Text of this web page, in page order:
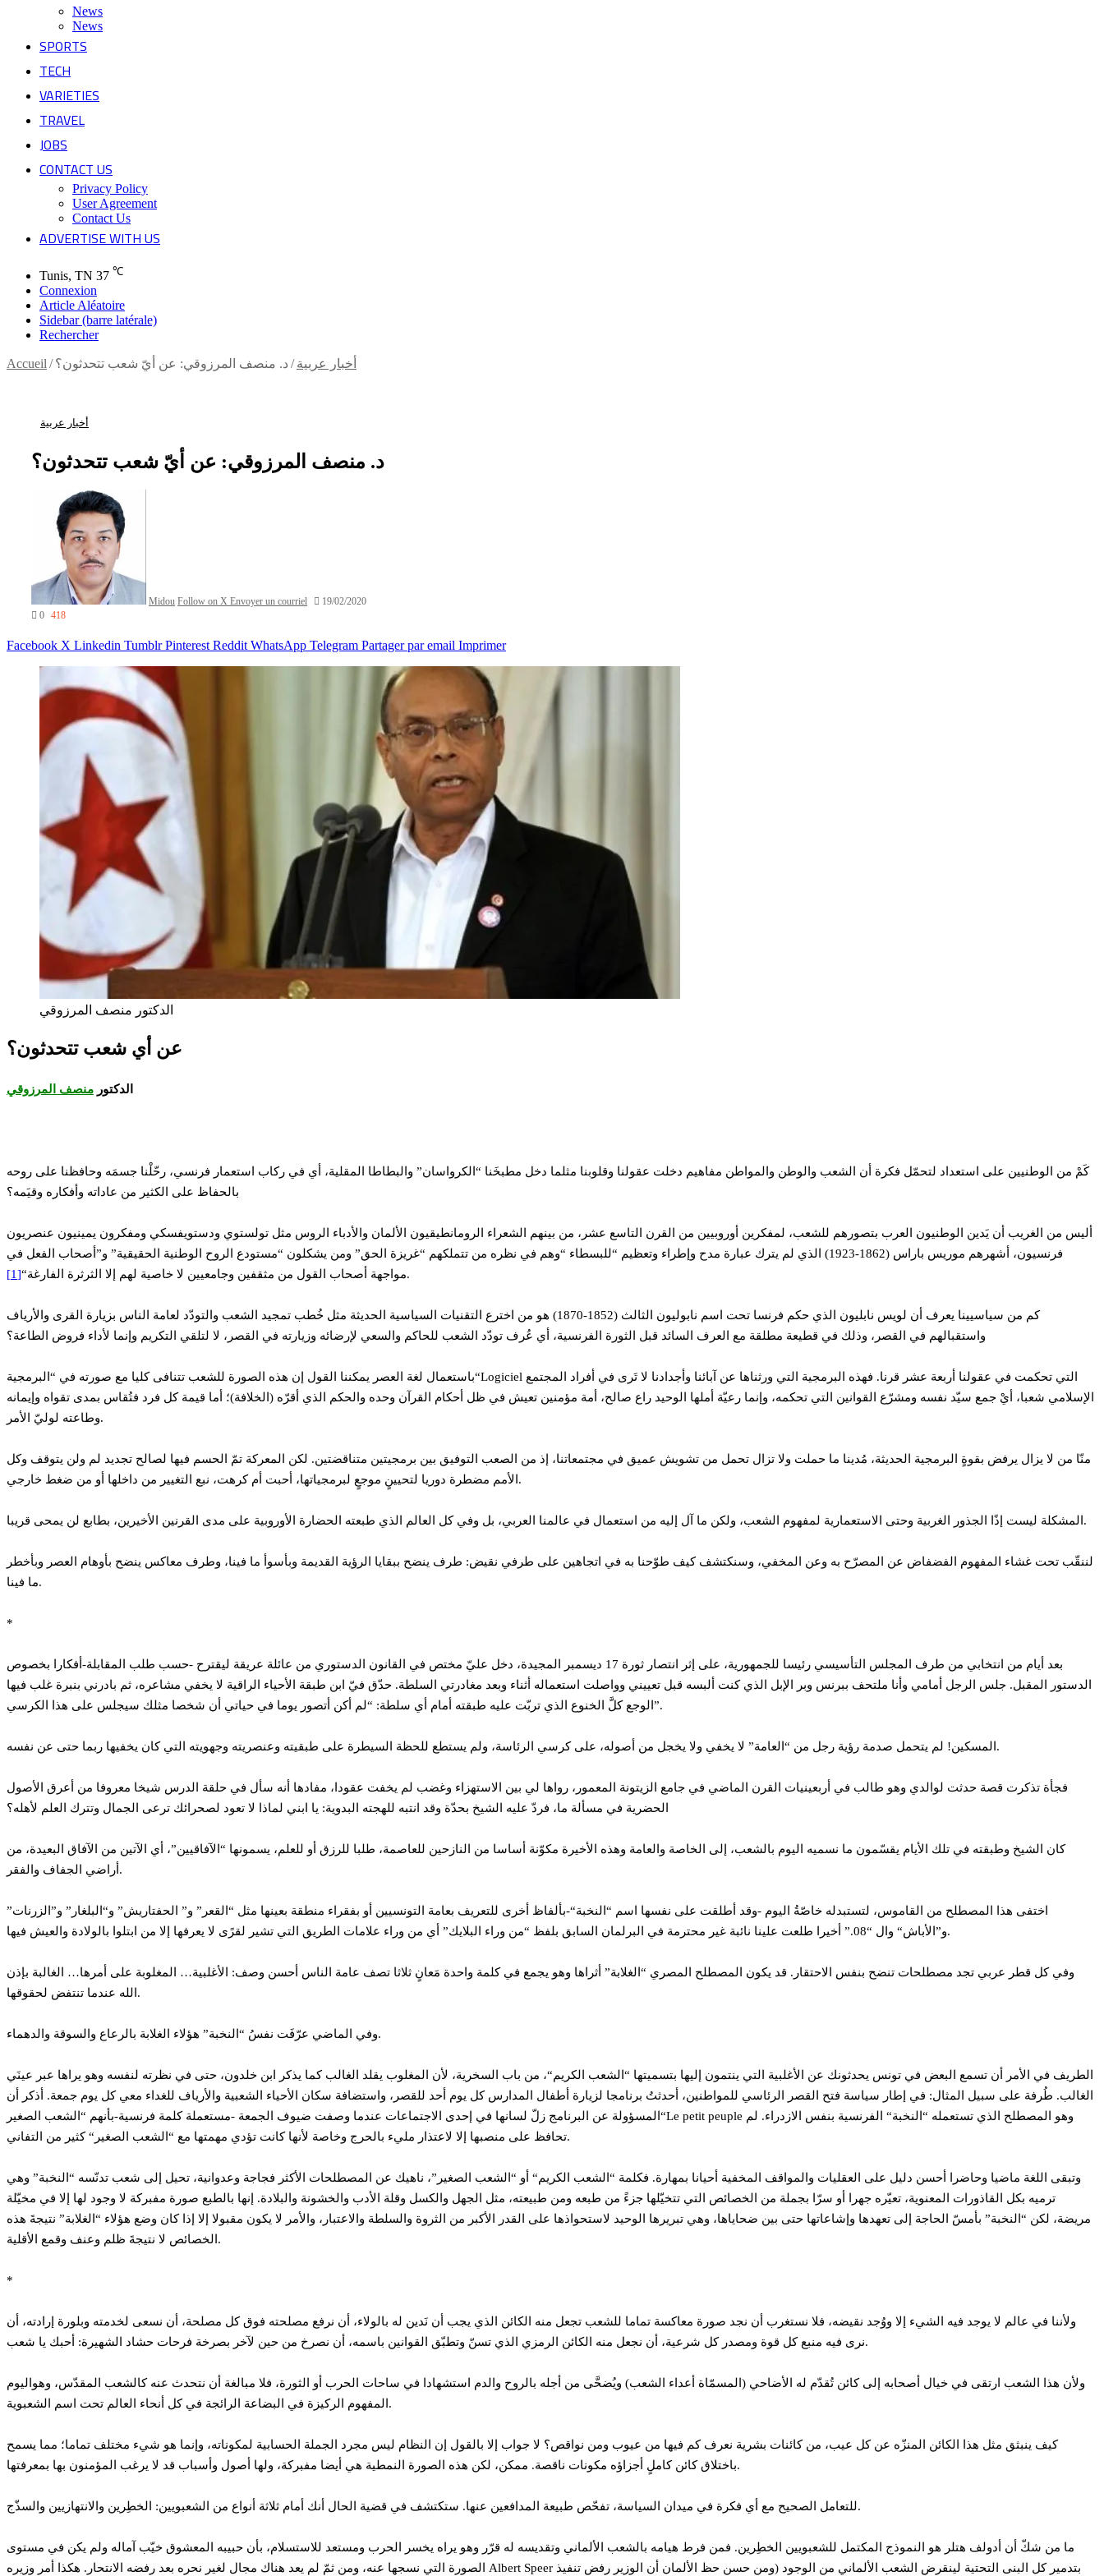
News
News
SPORTS
TECH
VARIETIES
TRAVEL
JOBS
CONTACT US
Privacy Policy
User Agreement
Contact Us
ADVERTISE WITH US
Tunis, TN 37 ℃
Connexion
Article Aléatoire
Sidebar (barre latérale)
Rechercher
Accueil / أخبار عربية / د. منصف المرزوقي: عن أيّ شعب تتحدثون؟
أخبار عربية
د. منصف المرزوقي: عن أيّ شعب تتحدثون؟
Midou Follow on X Envoyer un courriel
19/02/2020
0 418
Facebook X Linkedin Tumblr Pinterest Reddit WhatsApp Telegram Partager par email Imprimer
الدكتور منصف المرزوقي
عن أي شعب تتحدثون؟
الدكتور منصف المرزوقي
كَمْ من الوطنيين على استعداد لتحمّل فكرة أن الشعب والوطن والمواطن مفاهيم دخلت عقولنا وقلوبنا مثلما دخل مطبخَنا “الكرواسان” والبطاطا المقلية، أي في ركاب استعمار فرنسي، رحّلْنا جسمَه وحافظنا على روحه
بالحفاظ على الكثير من عاداته وأفكاره وقيَمه؟
أليس من الغريب أن يَدين الوطنيون العرب بتصورهم للشعب، لمفكرين أوروبيين من القرن التاسع عشر، من بينهم الشعراء الرومانطيقيون الألمان والأدباء الروس مثل تولستوي ودستويفسكي ومفكرون يمينيون عنصريون
فرنسيون، أشهرهم موريس باراس (1862-1923) الذي لم يترك عبارة مدح وإطراء وتعظيم “للبسطاء “وهم في نظره من تتملكهم “غريزة الحق” ومن يشكلون “مستودع الروح الوطنية الحقيقية” و”أصحاب الفعل في
مواجهة أصحاب القول من مثقفين وجامعيين لا خاصية لهم إلا الثرثرة الفارغة“[1] .
كم من سياسيينا يعرف أن لويس نابليون الذي حكم فرنسا تحت اسم نابوليون الثالث (1852-1870) هو من اخترع التقنيات السياسية الحديثة مثل خُطب تمجيد الشعب والتودّد لعامة الناس بزيارة القرى والأرياف
واستقبالهم في القصر، وذلك في قطيعة مطلقة مع العرف السائد قبل الثورة الفرنسية، أي عُرف تودّد الشعب للحاكم والسعي لإرضائه وزيارته في القصر، لا لتلقي التكريم وإنما لأداء فروض الطاعة؟
باستعمال لغة العصر يمكننا القول إن هذه الصورة للشعب تتنافى كليا مع صورته في “البرمجية“Logiciel التي تحكمت في عقولنا أربعة عشر قرنا. فهذه البرمجية التي ورثناها عن آبائنا وأجدادنا لا تَرى في أفراد المجتمع
الإسلامي شعبا، أيْ جمع سيّد نفسه ومشرّع القوانين التي تحكمه، وإنما رعيّة أملها الوحيد راع صالح، أمة مؤمنين تعيش في ظل أحكام القرآن وحده والحكم الذي أقرّه (الخلافة)؛ أما قيمة كل فرد فتُقاس بمدى تقواه وإيمانه
وطاعته لوليّ الأمر.
منّا من لا يزال يرفض بقوةٍ البرمجية الحديثة، مُدينا ما حملت ولا تزال تحمل من تشويش عميق في مجتمعاتنا، إذ من الصعب التوفيق بين برمجيتين متناقضتين. لكن المعركة تمّ الحسم فيها لصالح تجديد لم ولن يتوقف وكل
الأمم مضطرة دوريا لتحيينٍ موجعٍ لبرمجياتها، أحبت أم كرهت، نبع التغيير من داخلها أو من ضغط خارجي.
المشكلة ليست إذًا الجذور الغربية وحتى الاستعمارية لمفهوم الشعب، ولكن ما آل إليه من استعمال في عالمنا العربي، بل وفي كل العالم الذي طبعته الحضارة الأوروبية على مدى القرنين الأخيرين، بطابع لن يمحى قريبا.
لننقّب تحت غشاء المفهوم الفضفاض عن المصرّح به وعن المخفي، وسنكتشف كيف طوّحنا به في اتجاهين على طرفي نقيض: طرف ينضح ببقايا الرؤية القديمة وبأسوأ ما فينا، وطرف معاكس ينضح بأوهام العصر وبأخطر
ما فينا.
*
بعد أيام من انتخابي من طرف المجلس التأسيسي رئيسا للجمهورية، على إثر انتصار ثورة 17 ديسمبر المجيدة، دخل عليّ مختص في القانون الدستوري من عائلة عريقة ليقترح -حسب طلب المقابلة-أفكارا بخصوص
الدستور المقبل. جلس الرجل أمامي وأنا ملتحف ببرنس وبر الإبل الذي كنت ألبسه قبل تعييني وواصلت استعماله أثناء وبعد مغادرتي السلطة. حدّق فيّ ابن طبقة الأحياء الراقية لا يخفي مشاعره، ثم بادرني بنبرة غلب فيها
الوجع كلَّ الخنوع الذي تربّت عليه طبقته أمام أي سلطة: “لم أكن أتصور يوما في حياتي أن شخصا مثلك سيجلس على هذا الكرسي”.
المسكين! لم يتحمل صدمة رؤية رجل من “العامة” لا يخفي ولا يخجل من أصوله، على كرسي الرئاسة، ولم يستطع للحظة السيطرة على طبقيته وعنصريته وجهويته التي كان يخفيها ربما حتى عن نفسه.
فجأة تذكرت قصة حدثت لوالدي وهو طالب في أربعينيات القرن الماضي في جامع الزيتونة المعمور، رواها لي بين الاستهزاء وغضب لم يخفت عقودا، مفادها أنه سأل في حلقة الدرس شيخا معروفا من أعرق الأصول
الحضرية في مسألة ما، فردّ عليه الشيخ بحدّة وقد انتبه للهجته البدوية: يا ابني لماذا لا تعود لصحرائك ترعى الجمال وتترك العلم لأهله؟
كان الشيخ وطبقته في تلك الأيام يقسّمون ما نسميه اليوم بالشعب، إلى الخاصة والعامة وهذه الأخيرة مكوّنة أساسا من النازحين للعاصمة، طلبا للرزق أو للعلم، يسمونها “الآفاقيين”، أي الآتين من الآفاق البعيدة، من
أراضي الجفاف والفقر.
اختفى هذا المصطلح من القاموس، لتستبدله خاصّةُ اليوم -وقد أطلقت على نفسها اسم “النخبة“-بألفاظ أخرى للتعريف بعامة التونسيين أو بفقراء منطقة بعينها مثل “القعر” و” الحفتاريش” و“البلغار” و”الزرنات”
و”الأباش“ وال “08.” أخيرا طلعت علينا نائبة غير محترمة في البرلمان السابق بلفظ “من وراء البلايك” أي من وراء علامات الطريق التي تشير لقرًى لا يعرفها إلا من ابتلوا بالولادة والعيش فيها.
وفي كل قطر عربي تجد مصطلحات تنضح بنفس الاحتقار. قد يكون المصطلح المصري “الغلابة” أثراها وهو يجمع في كلمة واحدة مَعانٍ ثلاثا تصف عامة الناس أحسن وصف: الأغلبية… المغلوبة على أمرها… الغالبة بإذن
الله عندما تنتفض لحقوقها.
وفي الماضي عرّفَت نفسُ “النخبة” هؤلاء الغلابة بالرعاع والسوقة والدهماء.
الطريف في الأمر أن تسمع البعض في تونس يحدثونك عن الأغلبية التي ينتمون إليها بتسميتها “الشعب الكريم“، من باب السخرية، لأن المغلوب يقلد الغالب كما يذكر ابن خلدون، حتى في نظرته لنفسه وهو يراها عبر عينَي
الغالب. طُرفة على سبيل المثال: في إطار سياسة فتح القصر الرئاسي للمواطنين، أحدثتُ برنامجا لزيارة أطفال المدارس كل يوم أحد للقصر، واستضافة سكان الأحياء الشعبية والأرياف للغداء معي كل يوم جمعة. أذكر أن
المسؤولة عن البرنامج زلّ لسانها في إحدى الاجتماعات عندما وصفت ضيوف الجمعة -مستعملة كلمة فرنسية-بأنهم “الشعب الصغير“Le petit peuple وهو المصطلح الذي تستعمله “النخبة“ الفرنسية بنفس الازدراء. لم
تحافظ على منصبها إلا لاعتذار مليء بالحرج وخاصة لأنها كانت تؤدي مهمتها مع “الشعب الصغير“ كثير من التفاني.
وتبقى اللغة ماضيا وحاضرا أحسن دليل على العقليات والمواقف المخفية أحيانا بمهارة. فكلمة “الشعب الكريم“ أو “الشعب الصغير”، ناهيك عن المصطلحات الأكثر فجاجة وعدوانية، تحيل إلى شعب تدنّسه “النخبة” وهي
ترميه بكل القاذورات المعنوية، تعيّره جهرا أو سرّا بجملة من الخصائص التي تتخيّلها جزءً من طبعه ومن طبيعته، مثل الجهل والكسل وقلة الأدب والخشونة والبلادة. إنها بالطبع صورة مفبركة لا وجود لها إلا في مخيّلة
مريضة، لكن “النخبة” بأمسّ الحاجة إلى تعهدها وإشاعاتها حتى بين ضحاياها، وهي تبريرها الوحيد لاستحواذها على القدر الأكبر من الثروة والسلطة والاعتبار، والأمر لا يكون مقبولا إلا إذا كان وضع هؤلاء “الغلابة” نتيجةَ هذه
الخصائص لا نتيجةَ ظلم وعنف وقمع الأقلية.
*
ولأننا في عالم لا يوجد فيه الشيء إلا ووُجد نقيضه، فلا نستغرب أن نجد صورة معاكسة تماما للشعب تجعل منه الكائن الذي يجب أن نَدين له بالولاء، أن نرفع مصلحته فوق كل مصلحة، أن نسعى لخدمته وبلورة إرادته، أن
نرى فيه منبع كل قوة ومصدر كل شرعية، أن نجعل منه الكائن الرمزي الذي تسنّ وتطبّق القوانين باسمه، أن نصرخ من حين لآخر بصرخة فرحات حشاد الشهيرة: أحبك يا شعب.
ولأن هذا الشعب ارتقى في خيال أصحابه إلى كائن تُقدّم له الأضاحي (المسمّاة أعداء الشعب) ويُضحَّى من أجله بالروح والدم استشهادا في ساحات الحرب أو الثورة، فلا مبالغة أن نتحدث عنه كالشعب المقدّس، وهواليوم
المفهوم الركيزة في البضاعة الرائجة في كل أنحاء العالم تحت اسم الشعبوية.
كيف ينبثق مثل هذا الكائن المنزّه عن كل عيب، من كائنات بشرية نعرف كم فيها من عيوب ومن نواقص؟ لا جواب إلا بالقول إن النظام ليس مجرد الجملة الحسابية لمكوناته، وإنما هو شيء مختلف تماما؛ مما يسمح
باختلاق كائن كاملٍ أجزاؤه مكونات ناقصة. ممكن، لكن هذه الصورة النمطية هي أيضا مفبركة، ولها أصول وأسباب قد لا يرغب المؤمنون بها بمعرفتها.
للتعامل الصحيح مع أي فكرة في ميدان السياسة، تفحّص طبيعة المدافعين عنها. ستكتشف في قضية الحال أنك أمام ثلاثة أنواع من الشعبويين: الخطِرين والانتهازيين والسذّج.
ما من شكّ أن أدولف هتلر هو النموذج المكتمل للشعبويين الخطِرين. فمن فرط هيامه بالشعب الألماني وتقديسه له قرّر وهو يراه يخسر الحرب ومستعد للاستسلام، بأن حبيبه المعشوق خيّب آماله ولم يكن في مستوى
الصورة التي نسجها عنه، ومن ثمّ لم يعد هناك مجال لغير نحره بعد رفضه الانتحار. هكذا أمر وزيره Albert Speer بتدمير كل البنى التحتية لينقرض الشعب الألماني من الوجود (ومن حسن حظ الألمان أن الوزير رفض تنفيذ